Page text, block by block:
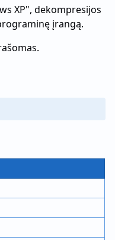
XP", dekompresijos
įrangą.